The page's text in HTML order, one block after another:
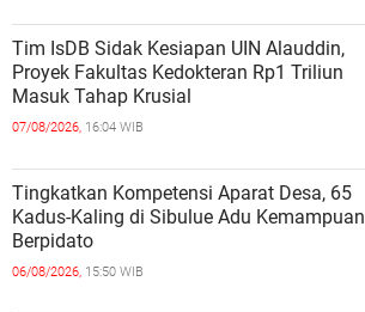
Tim IsDB Sidak Kesiapan UIN Alauddin,
Proyek Fakultas Kedokteran Rp1 Triliun
Masuk Tahap Krusial
07/08/2026, 16:04 WIB
Tingkatkan Kompetensi Aparat Desa, 65
Kadus-Kaling di Sibulue Adu Kemampuan
Berpidato
06/08/2026, 15:50 WIB